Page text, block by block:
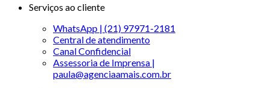
Serviços ao cliente
WhatsApp | (21) 97971-2181
Central de atendimento
Canal Confidencial
Assessoria de Imprensa |
paula@agenciaamais.com.br